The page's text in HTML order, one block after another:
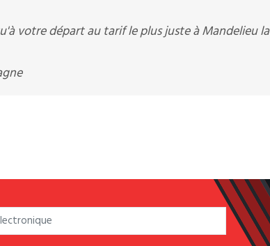
votre départ au tarif le plus juste à Mandelieu la